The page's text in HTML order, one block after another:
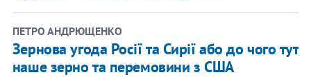
ПЕТРО АНДРЮЩЕНКО
Зернова угода Росії та Сирії або до чого тут
наше зерно та перемовини з США